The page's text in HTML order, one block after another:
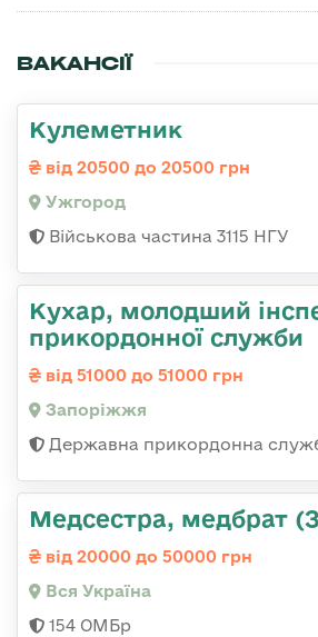
ВАКАНСІЇ
Кулеметник
від 20500 до 20500 грн
Ужгород
Військова частина 3115 НГУ
Кухар, молодший
прикордонної служби
від 51000 до 51000 грн
Запоріжжя
Державна прикордонна
Медсестра, медбрат
від 20000 до 50000 грн
Вся Україна
154 ОМБр